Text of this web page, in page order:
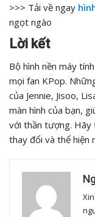
>>> Tải về ngay
ngọt ngào
Lời kết
Bộ hình nền máy
mọi fan KPop.
của Jennie, Jisoo,
màn hình của bạn,
với thần tượng. Hãy
thay đổi và thể hiện